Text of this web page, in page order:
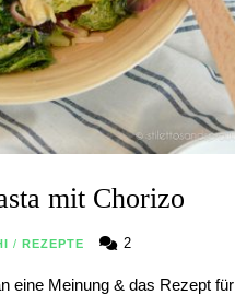
mit Chorizo
/ REZEPTE 2
eine Meinung & das Rezept für